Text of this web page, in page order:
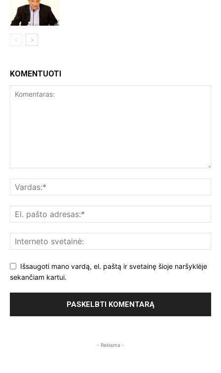
KOMENTUOTI
Išsaugoti mano vardą, el. paštą ir svetainę šioje naršyklėje
sekančiam kartui.
- Reklama -